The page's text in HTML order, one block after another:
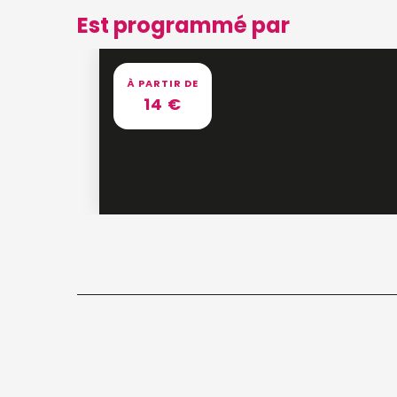
Est programmé par
À PARTIR DE
14 €